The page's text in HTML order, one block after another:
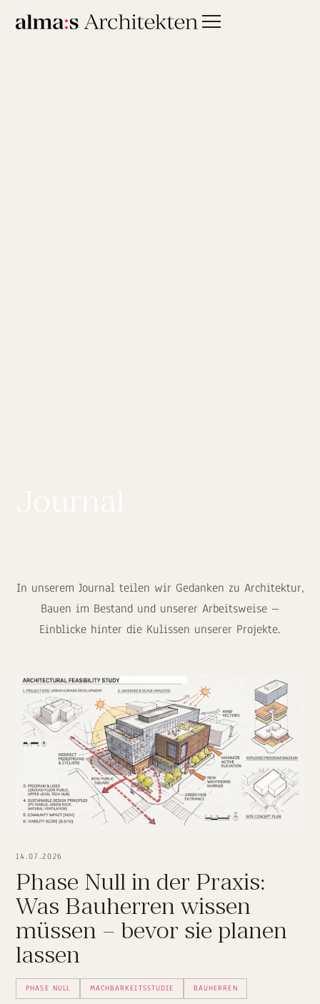
In unserem Journal teilen wir Gedanken zu Architektur,
Bauen im Bestand und unserer Arbeitsweise –
Einblicke hinter die Kulissen unserer Projekte.
14.07.2026
Phase Null in der Praxis:
Was Bauherren wissen
müssen – bevor sie planen
lassen
PHASE NULL MACHBARKEITSSTUDIE BAUHERREN